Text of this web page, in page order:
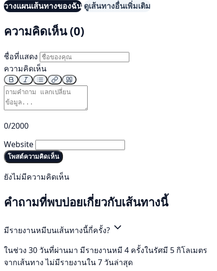
วางแผนเส้นทางของฉัน ดูเส้นทางอื่นเพิ่มเติม
ความคิดเห็น (0)
ชื่อที่แสดง
ความคิดเห็น
0/2000
Website
โพสต์ความคิดเห็น
ยังไม่มีความคิดเห็น
คำถามที่พบบ่อยเกี่ยวกับเส้นทางนี้
มีรายงานหมีบนเส้นทางนี้กี่ครั้ง?
ในช่วง 30 วันที่ผ่านมา มีรายงานหมี 4 ครั้งในรัศมี 5 กิโลเมตร
จากเส้นทาง ไม่มีรายงานใน 7 วันล่าสุด